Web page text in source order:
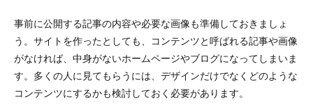
事前に公開する記事の内容や必要な画像も準備しておきましょ
う。サイトを作ったとしても、コンテンツと呼ばれる記事や画像
がなければ、中身がないホームページやブログになってしまいま
す。多くの人に見てもらうには、デザインだけでなくどのような
コンテンツにするかも検討しておく必要があります。